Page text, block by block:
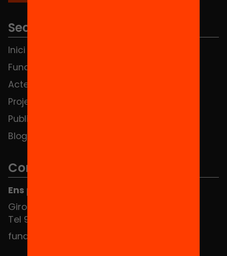
Seccions
Inici
Fundació
Actes
Projectes
Publicacions i vídeos
Blog
Contacte
Ens pots trobar al Hub Social
Girona 34, interior 08010 Barcelona
Tel 934 588 700
fundacio@equitat.org